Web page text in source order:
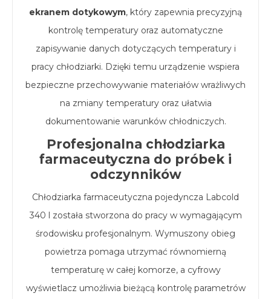
ekranem dotykowym, który zapewnia precyzyjną
kontrolę temperatury oraz automatyczne
zapisywanie danych dotyczących temperatury i
pracy chłodziarki. Dzięki temu urządzenie wspiera
bezpieczne przechowywanie materiałów wrażliwych
na zmiany temperatury oraz ułatwia
dokumentowanie warunków chłodniczych.
Profesjonalna chłodziarka
farmaceutyczna do próbek i
odczynników
Chłodziarka farmaceutyczna pojedyncza Labcold
340 l została stworzona do pracy w wymagającym
środowisku profesjonalnym. Wymuszony obieg
powietrza pomaga utrzymać równomierną
temperaturę w całej komorze, a cyfrowy
wyświetlacz umożliwia bieżącą kontrolę parametrów